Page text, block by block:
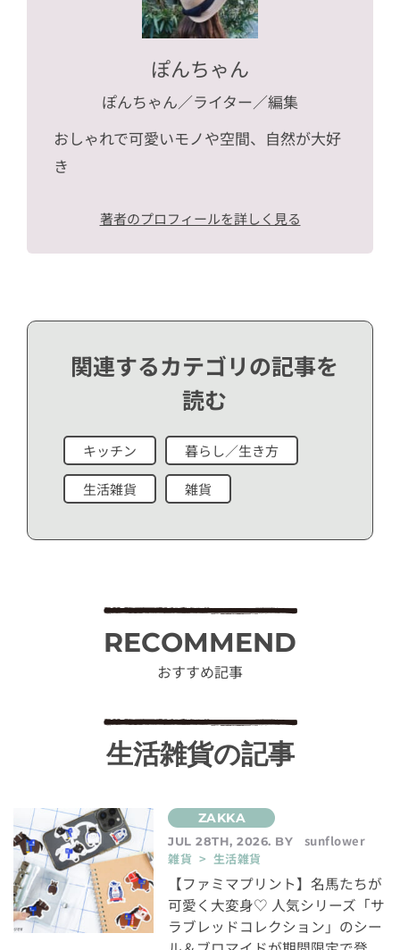
ぽんちゃん
ぽんちゃん／ライター／編集
おしゃれで可愛いモノや空間、自然が大好
き
著者のプロフィールを詳しく見る
関連するカテゴリの記事を
読む
キッチン 暮らし／生き方
生活雑貨 雑貨
RECOMMEND
おすすめ記事
生活雑貨の記事
JUL 28TH, 2026. BY
sunflower
雑貨 > 生活雑貨
【ファミマプリント】名馬たちが
可愛く大変身♡ 人気シリーズ「サ
ラブレッドコレクション」のシー